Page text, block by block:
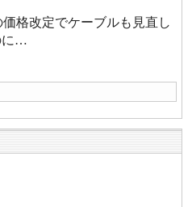
格改定でケーブルも見直し
に…